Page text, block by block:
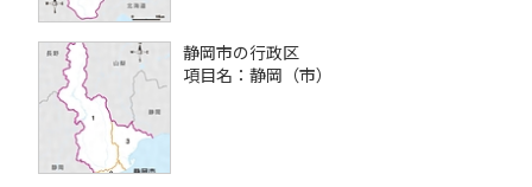
静岡市の行政区
項目名：静岡（市）